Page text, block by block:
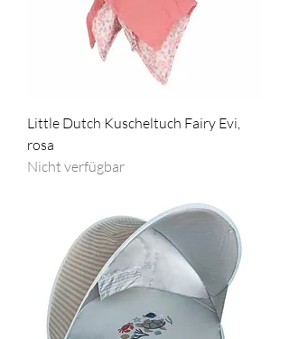
Little Dutch Kuscheltuch Fairy Evi,
rosa
Nicht verfügbar